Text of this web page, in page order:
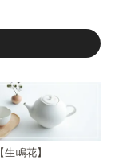
生嶋花